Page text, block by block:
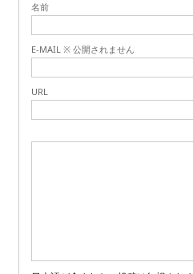
名前
E-MAIL ※ 公開されません
URL